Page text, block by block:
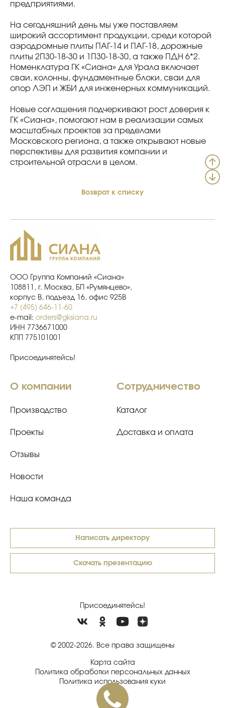
предприятиями.
На сегодняшний день мы уже поставляем
широкий ассортимент продукции, среди которой
аэродромные плиты ПАГ-14 и ПАГ-18, дорожные
плиты 2П30-18-30 и 1П30-18-30, а также ПДН 6*2.
Номенклатура ГК «Сиана» для Урала включает
сваи, колонны, фундаментные блоки, сваи для
опор ЛЭП и ЖБИ для инженерных коммуникаций.
Новые соглашения подчеркивают рост доверия к
ГК «Сиана», помогают нам в реализации самых
масштабных проектов за пределами
Московского региона, а также открывают новые
перспективы для развития компании и
строительной отрасли в целом.
Возврат к списку
ООО Группа Компаний «Сиана»
108811, г. Москва, БП «Румянцево»,
корпус В, подъезд 16, офис 925В
+7 (495) 646-11-60
e-mail: orders@gksiana.ru
ИНН 7736671000
КПП 775101001
Присоединятейсь!
О компании
Производство
Проекты
Отзывы
Новости
Наша команда
Сотрудничество
Каталог
Доставка и оплата
Написать директору
Скачать презентацию
Присоединятейсь!
© 2002-2026. Все права защищены
Карта сайта
Политика обработки персональных данных
Политика использования куки